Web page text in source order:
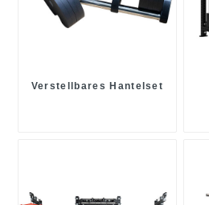
Verstellbares Hantelset